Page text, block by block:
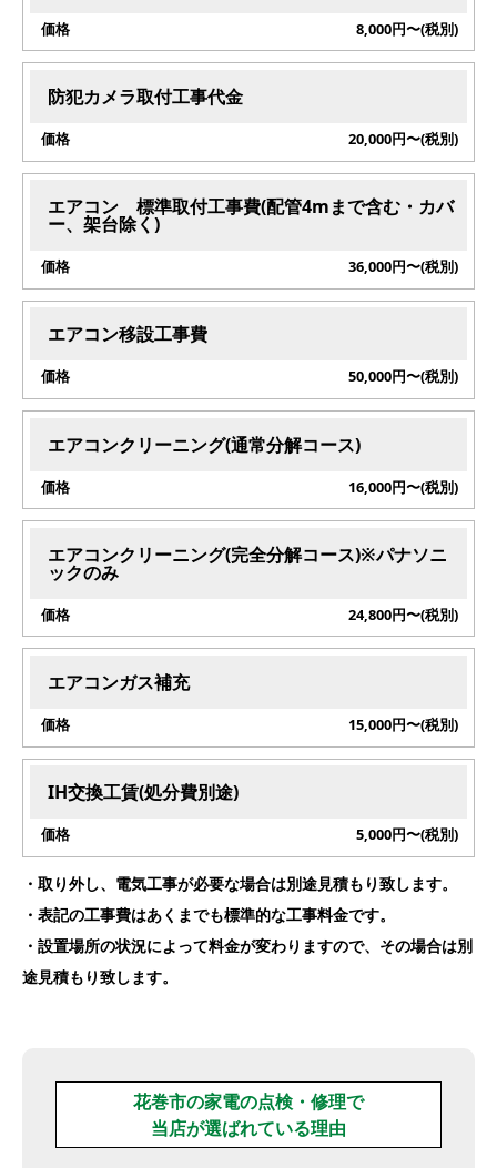
8,000円〜(税別)
防犯カメラ取付工事代金
20,000円〜(税別)
エアコン 標準取付工事費(配管4mまで含む・カバ
ー、架台除く)
36,000円〜(税別)
エアコン移設工事費
50,000円〜(税別)
エアコンクリーニング(通常分解コース)
16,000円〜(税別)
エアコンクリーニング(完全分解コース)※パナソニ
ックのみ
24,800円〜(税別)
エアコンガス補充
15,000円〜(税別)
IH交換工賃(処分費別途)
5,000円〜(税別)
・取り外し、電気工事が必要な場合は別途見積もり致します。
・表記の工事費はあくまでも標準的な工事料金です。
・設置場所の状況によって料金が変わりますので、その場合は別
途見積もり致します。
花巻市の家電の点検・修理で
当店が選ばれている理由